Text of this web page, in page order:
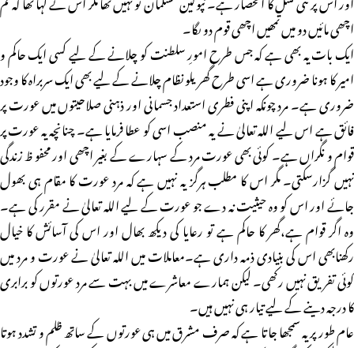
اچھی مائیں دو میں تمھیں اچھی قوم دو ںگا۔
ایک بات یہ بھی ہے کہ جس طرح امورِ سلطنت کو چلانے کے لیے کسی ایک حاکم و
امیر کا ہونا ضروری ہے اسی طرح گھریلو نظام چلانے کے لیے بھی ایک سربراہ کا وجود
ضروری ہے۔ مرد چونکہ اپنی فطری استعداد جسمانی اور ذہنی صلاحیتوں میں عورت پر
فائق ہے اس لیے اللہ تعالیٰ نے یہ منصب اسی کو عطا فرمایا ہے۔ چنانچہ یہ عورت پر
قوام و نگراں ہے۔ کوئی بھی عورت مرد کے سہارے کے بغیر اچھی اور محفو ظ زندگی
نہیں گزارسکتی۔ مگر اس کا مطلب ہرگز یہ نہیں ہے کہ مرد عورت کا مقام ہی بھول
جائے اور اس کو وہ حیثیت نہ دے جو عورت کے لیے اللہ تعالیٰ نے مقرر کی ہے۔
وہ اگر قوام ہے،گھر کا حاکم ہے تو رعایا کی دیکھ بھال اور اس کی آسائش کا خیال
رکھنابھی اس کی بنیادی ذمہ داری ہے۔معاملات میں اللہ تعالیٰ نے عورت و مرد میں
کوئی تفریق نہیں رکھی۔ لیکن ہمارے معاشرے میں بہت سے مرد عورتوں کو برابری
کا درجہ دینے کے لیے تیار ہی نہیں ہیں۔
عام طور پر یہ سمجھا جاتا ہے کہ صرف مشرق میں ہی عورتوں کے ساتھ ظلم و تشدد ہوتا